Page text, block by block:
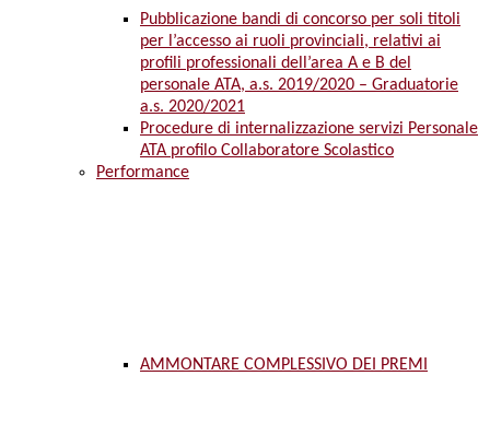
Pubblicazione bandi di concorso per soli titoli
per l’accesso ai ruoli provinciali, relativi ai
profili professionali dell’area A e B del
personale ATA, a.s. 2019/2020 – Graduatorie
a.s. 2020/2021
Procedure di internalizzazione servizi Personale
ATA profilo Collaboratore Scolastico
Performance
AMMONTARE COMPLESSIVO DEI PREMI